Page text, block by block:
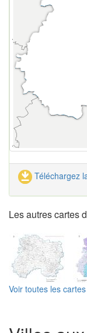
Téléchargez
Les autres cartes
Voir toutes les